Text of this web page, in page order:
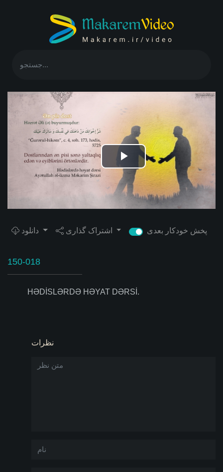
Play
Video
پخش خودکار بعدی
150-018
HƏDİSLƏRDƏ HƏYAT DƏRSİ.
نظرات